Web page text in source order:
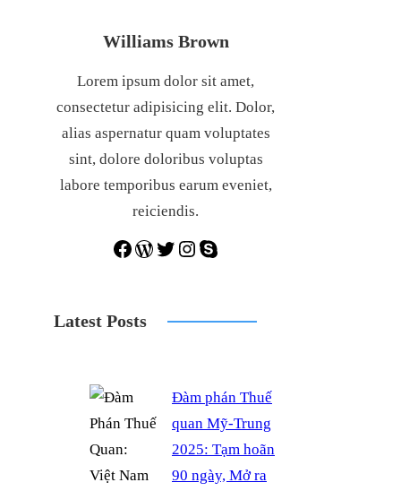
Williams Brown
Lorem ipsum dolor sit amet,
consectetur adipisicing elit. Dolor,
alias aspernatur quam voluptates
sint, dolore doloribus voluptas
labore temporibus earum eveniet,
reiciendis.
Facebook WordPress Twitter Instagram Skype
Latest Posts
Đàm phán Thuế
quan Mỹ-Trung
2025: Tạm hoãn
90 ngày, Mở ra